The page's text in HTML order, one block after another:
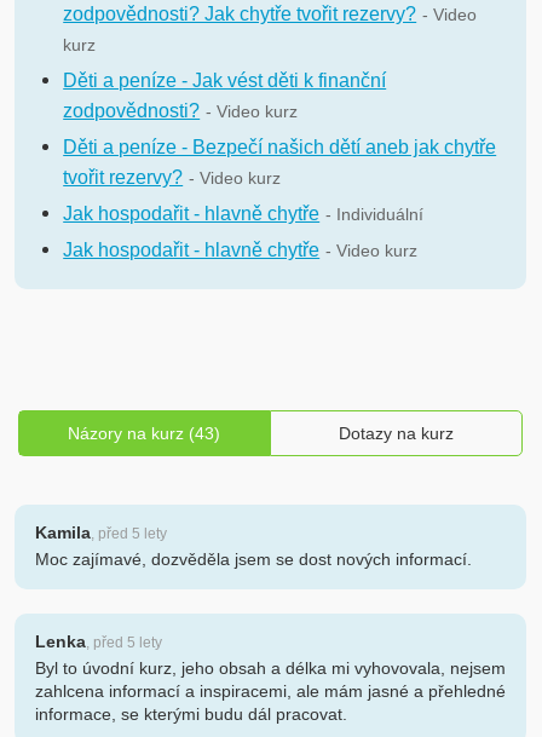
zodpovědnosti? Jak chytře tvořit rezervy? - Video
kurz
Děti a peníze - Jak vést děti k finanční
zodpovědnosti? - Video kurz
Děti a peníze - Bezpečí našich dětí aneb jak chytře
tvořit rezervy? - Video kurz
Jak hospodařit - hlavně chytře - Individuální
Jak hospodařit - hlavně chytře - Video kurz
Názory na kurz (43) Dotazy na kurz
Kamila, před 5 lety
Moc zajímavé, dozvěděla jsem se dost nových informací.
Lenka, před 5 lety
Byl to úvodní kurz, jeho obsah a délka mi vyhovovala, nejsem
zahlcena informací a inspiracemi, ale mám jasné a přehledné
informace, se kterými budu dál pracovat.